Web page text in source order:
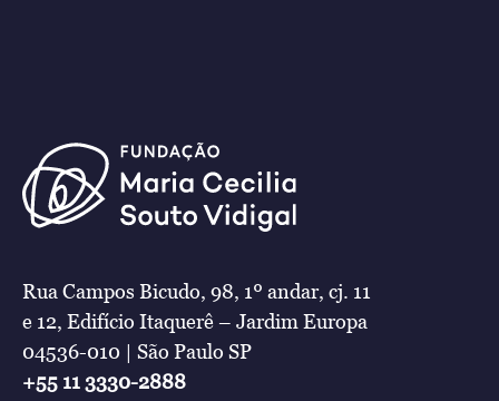
Rua Campos Bicudo, 98, 1º andar, cj. 11
e 12, Edifício Itaquerê – Jardim Europa
04536-010 | São Paulo SP
+55 11 3330-2888